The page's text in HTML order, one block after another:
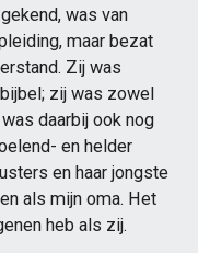
was van
maar bezat
Zij was
zij was zowel
daarbij ook nog
en helder
en haar jongste
als mijn oma. Het
heb als zij.